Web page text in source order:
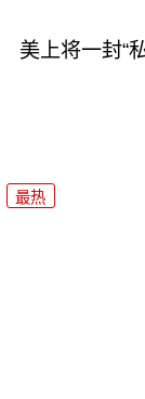
美上将一封“
最热